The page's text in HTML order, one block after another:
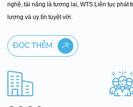
nghệ, tài năng là tương lai, WTS Liên tục phát
lượng và uy tín tuyệt vời.
ĐỌC THÊM